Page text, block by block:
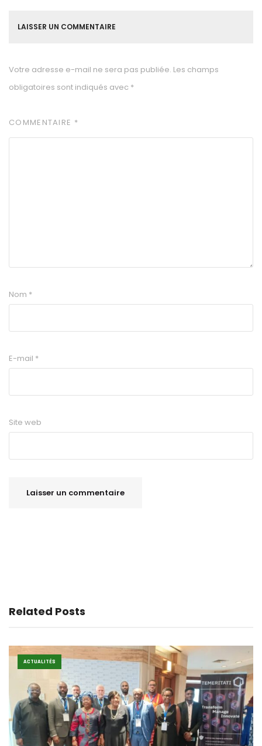
LAISSER UN COMMENTAIRE
Votre adresse e-mail ne sera pas publiée. Les champs
obligatoires sont indiqués avec *
COMMENTAIRE *
Nom *
E-mail *
Site web
Related Posts
ACTUALITÉS